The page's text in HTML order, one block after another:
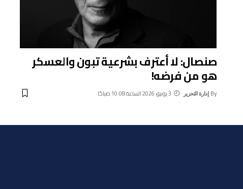
صنصال: لا أعترف بشرعية تبون والعسكر
هو من فرضه!
By إدارة التحرير 3 يونيو، 2026 الساعة 10:08 صباحًا